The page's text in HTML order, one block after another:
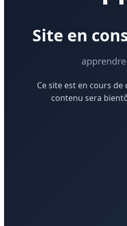
Site en
Ce site est en cours
contenu sera